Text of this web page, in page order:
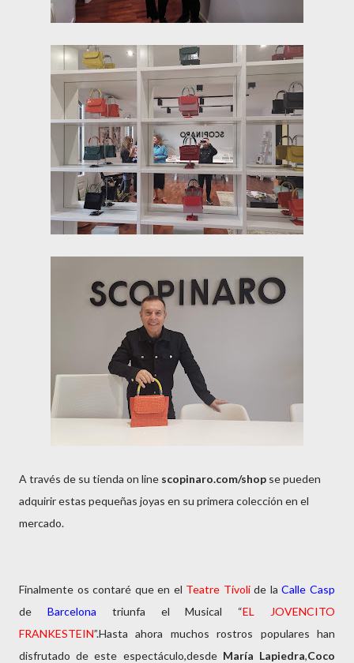
A través de su tienda on line scopinaro.com/shop se pueden
adquirir estas pequeñas joyas en su primera colección en el
mercado.
Finalmente os contaré que en el Teatre Tívolide laCalle Casp
de Barcelona triunfa el Musical “EL
JOVENCITO
FRANKESTEIN”.Hasta ahora muchos rostros populares han
disfrutado de este espectáculo,desde María Lapiedra,Coco